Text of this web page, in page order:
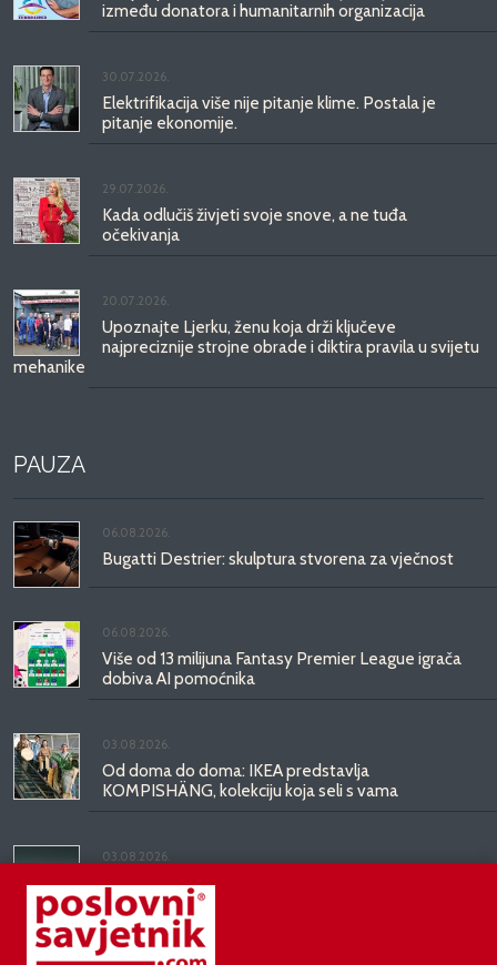
između donatora i humanitarnih organizacija
30.07.2026.
Elektrifikacija više nije pitanje klime. Postala je
pitanje ekonomije.
29.07.2026.
Kada odlučiš živjeti svoje snove, a ne tuđa
očekivanja
20.07.2026.
Upoznajte Ljerku, ženu koja drži ključeve
najpreciznije strojne obrade i diktira pravila u svijetu
mehanike
PAUZA
06.08.2026.
Bugatti Destrier: skulptura stvorena za vječnost
06.08.2026.
Više od 13 milijuna Fantasy Premier League igrača
dobiva AI pomoćnika
03.08.2026.
Od doma do doma: IKEA predstavlja
KOMPISHÄNG, kolekciju koja seli s vama
03.08.2026.
Kineski BYD predstavio luksuznu limuzinu veću od
Mercedesove S-klase, obećava domet do 1.000
kilometara